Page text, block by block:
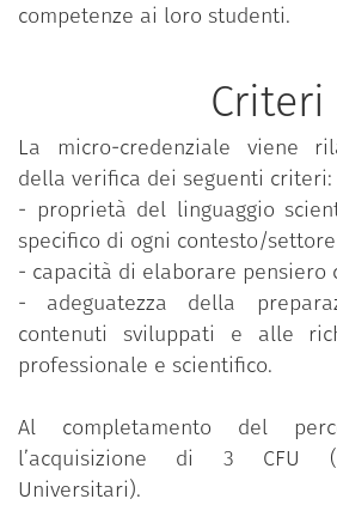
La durata normale del corso è di
competenze ai loro studenti.
Criteri
La micro-credenziale viene
della verifica dei seguenti criteri:
- proprietà del linguaggio
specifico di ogni contesto/
- capacità di elaborare pensiero
- adeguatezza della
contenuti sviluppati e alle
professionale e scientifico.
Al completamento del
l’acquisizione di 3 CFU
Universitari).